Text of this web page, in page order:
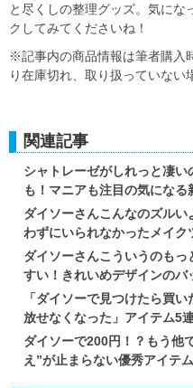
と尽くしの整理グッズ。気にな
クしてみてくださいね！
※記事内の商品情報は筆者購入
り在庫切れ、取り扱っていない
関連記事
シャトレーゼがしれっと凄
も！マニアも注目の気になる
ダイソーさんこんなのズル
わずにいられなかったメイク
ダイソーさんこういうのも
すい！きれいめデザインのバ
「ダイソーで見つけたら買
放せなくなった」アイテム5
ダイソーで200円！？もう他
え”が止まらない優秀アイテム